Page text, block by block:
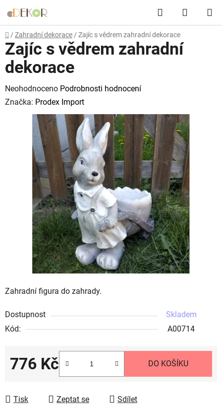
na
obsah
Hledat
KOŠÍK
Domů
/ Zahradní dekorace / Zajíc s vědrem zahradní dekorace
Zahradní figura do zahrady.
Dostupnost
Skladem
Kód:
A00714
776 Kč DO KOŠÍKU
Tisk Zeptat se Sdílet
Zajíc s vědrem zahradní
dekorace
Průměrné
hodnocení
produktu
hvězdiček.
Neohodnoceno Podrobnosti hodnocení
Značka: Prodex Import